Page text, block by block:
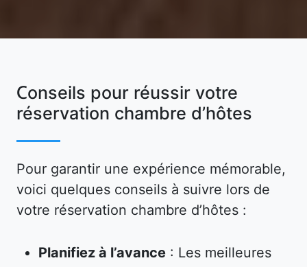
Conseils pour réussir votre
réservation chambre d’hôtes
Pour garantir une expérience mémorable,
voici quelques conseils à suivre lors de
votre réservation chambre d’hôtes :
Planifiez à l’avance : Les meilleures